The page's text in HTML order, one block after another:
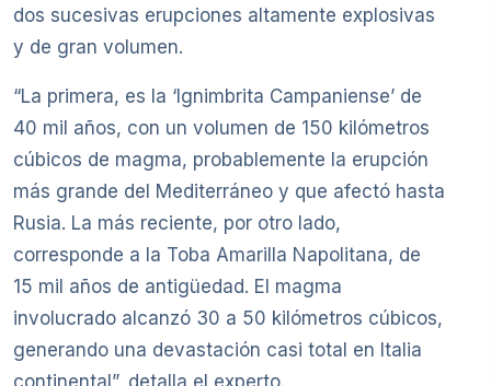
dos sucesivas erupciones altamente explosivas
y de gran volumen.
“La primera, es la ‘Ignimbrita Campaniense’ de
40 mil años, con un volumen de 150 kilómetros
cúbicos de magma, probablemente la erupción
más grande del Mediterráneo y que afectó hasta
Rusia. La más reciente, por otro lado,
corresponde a la Toba Amarilla Napolitana, de
15 mil años de antigüedad. El magma
involucrado alcanzó 30 a 50 kilómetros cúbicos,
generando una devastación casi total en Italia
continental”, detalla el experto.